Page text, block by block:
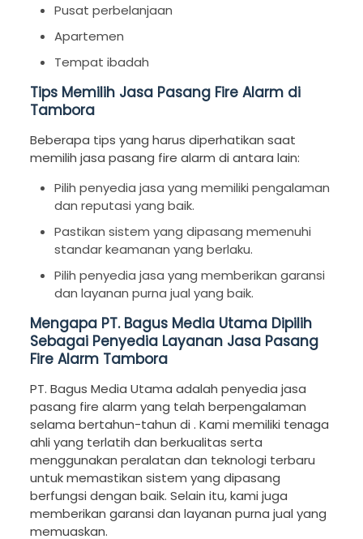
Pusat perbelanjaan
Apartemen
Tempat ibadah
Tips Memilih Jasa Pasang Fire Alarm di
Tambora
Beberapa tips yang harus diperhatikan saat
memilih jasa pasang fire alarm di antara lain:
Pilih penyedia jasa yang memiliki pengalaman
dan reputasi yang baik.
Pastikan sistem yang dipasang memenuhi
standar keamanan yang berlaku.
Pilih penyedia jasa yang memberikan garansi
dan layanan purna jual yang baik.
Mengapa PT. Bagus Media Utama Dipilih
Sebagai Penyedia Layanan Jasa Pasang
Fire Alarm Tambora
PT. Bagus Media Utama adalah penyedia jasa
pasang fire alarm yang telah berpengalaman
selama bertahun-tahun di . Kami memiliki tenaga
ahli yang terlatih dan berkualitas serta
menggunakan peralatan dan teknologi terbaru
untuk memastikan sistem yang dipasang
berfungsi dengan baik. Selain itu, kami juga
memberikan garansi dan layanan purna jual yang
memuaskan.